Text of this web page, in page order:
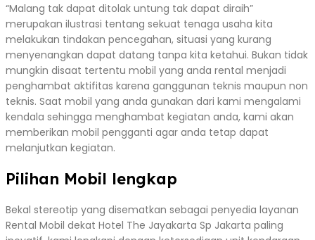
“Malang tak dapat ditolak untung tak dapat diraih”
merupakan ilustrasi tentang sekuat tenaga usaha kita
melakukan tindakan pencegahan, situasi yang kurang
menyenangkan dapat datang tanpa kita ketahui. Bukan tidak
mungkin disaat tertentu mobil yang anda rental menjadi
penghambat aktifitas karena ganggunan teknis maupun non
teknis. Saat mobil yang anda gunakan dari kami mengalami
kendala sehingga menghambat kegiatan anda, kami akan
memberikan mobil pengganti agar anda tetap dapat
melanjutkan kegiatan.
Pilihan Mobil lengkap
Bekal stereotip yang disematkan sebagai penyedia layanan
Rental Mobil dekat Hotel The Jayakarta Sp Jakarta paling